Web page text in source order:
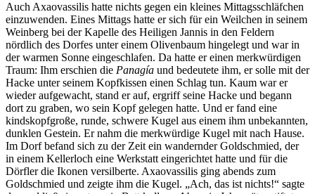
Auch Axaovassilis hatte nichts gegen ein kleines Mittagsschläfchen
einzuwenden. Eines Mittags hatte er sich für ein Weilchen in seinem
Weinberg bei der Kapelle des Heiligen Jannis in den Feldern
nördlich des Dorfes unter einem Olivenbaum hingelegt und war in
der warmen Sonne eingeschlafen. Da hatte er einen merkwürdigen
Traum: Ihm erschien die Panagía und bedeutete ihm, er solle mit der
Hacke unter seinem Kopfkissen einen Schlag tun. Kaum war er
wieder aufgewacht, stand er auf, ergriff seine Hacke und begann
dort zu graben, wo sein Kopf gelegen hatte. Und er fand eine
kindskopfgroße, runde, schwere Kugel aus einem ihm unbekannten,
dunklen Gestein. Er nahm die merkwürdige Kugel mit nach Hause.
Im Dorf befand sich zu der Zeit ein wandernder Goldschmied, der
in einem Kellerloch eine Werkstatt eingerichtet hatte und für die
Dörfler die Ikonen versilberte. Axaovassilis ging abends zum
Goldschmied und zeigte ihm die Kugel. „Ach, das ist nichts!“ sagte